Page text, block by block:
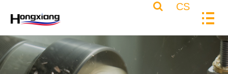
CS